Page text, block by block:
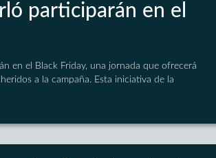
participarán en el
en el Black Friday, una jornada que ofrecerá
a la campaña. Esta iniciativa de la